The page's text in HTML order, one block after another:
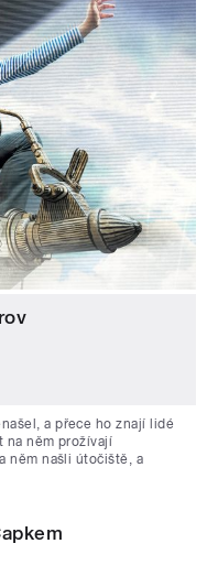
a přece ho znají lidé
na něm prožívají
něm našli útočiště, a